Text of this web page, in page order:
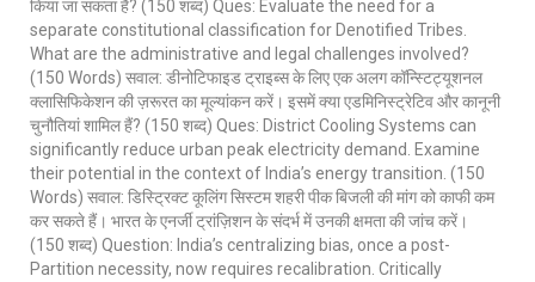
किया जा सकता है? (150 शब्द) Ques: Evaluate the need for a
separate constitutional classification for Denotified Tribes.
What are the administrative and legal challenges involved?
(150 Words) सवाल: डीनोटिफाइड ट्राइब्स के लिए एक अलग कॉन्स्टिट्यूशनल
क्लासिफिकेशन की ज़रूरत का मूल्यांकन करें। इसमें क्या एडमिनिस्ट्रेटिव और कानूनी
चुनौतियां शामिल हैं? (150 शब्द) Ques: District Cooling Systems can
significantly reduce urban peak electricity demand. Examine
their potential in the context of India’s energy transition. (150
Words) सवाल: डिस्ट्रिक्ट कूलिंग सिस्टम शहरी पीक बिजली की मांग को काफी कम
कर सकते हैं। भारत के एनर्जी ट्रांज़िशन के संदर्भ में उनकी क्षमता की जांच करें।
(150 शब्द) Question: India’s centralizing bias, once a post-
Partition necessity, now requires recalibration. Critically